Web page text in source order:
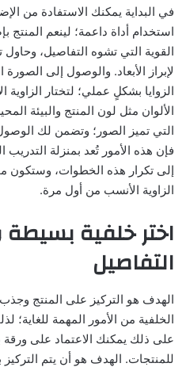
في البداية يمكنك الاستفادة من
استخدام أداة داعمة؛ لينعم المنتج
القوية التي تشوه التفاصيل،
لإبراز الأبعاد. والوصول إلى
الزوايا بشكلٍ عملي؛ لتختار
الألوان مثل لون المنتج والبيئة
التي تميز الصور؛ وتضمن لك الوصول
فإن هذه الأمور تُعد بمنزلة التدريب
إلى تكرار هذه الخطوات، وستكون
الزاوية الأنسب من أول مرة.
اختر خلفية
التفاصيل
الهدف هو التركيز على المنتج وجذب
الخلفية من الأمور المهمة
على ذلك يمكنك الاعتماد على ورقة
للمنتجات. الهدف هو أن يتم